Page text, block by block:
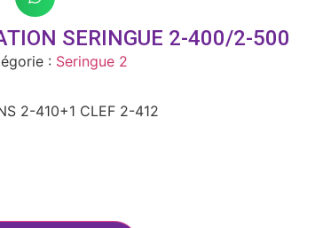
SERINGUE 2-400/2-500
: Seringue 2
2-410+1 CLEF 2-412